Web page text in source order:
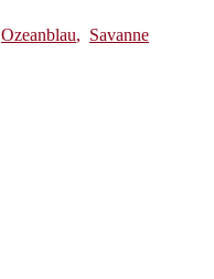
Ozeanblau, Savanne